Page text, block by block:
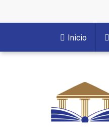
Inicio